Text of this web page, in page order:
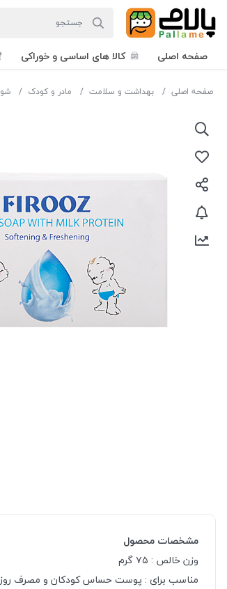
صفحه اصلی کالا های اساسی و خوراکی
صفحه اصلی بهداشت و سلامت مادر و کودک
مشخصات محصول
وزن خالص : ۷۵ گرم
مناسب برای : پوست حساس کودکان و مصرف